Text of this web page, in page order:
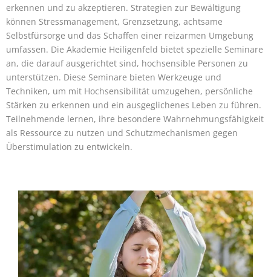
erkennen und zu akzeptieren. Strategien zur Bewältigung
können Stressmanagement, Grenzsetzung, achtsame
Selbstfürsorge und das Schaffen einer reizarmen Umgebung
umfassen. Die Akademie Heiligenfeld bietet spezielle Seminare
an, die darauf ausgerichtet sind, hochsensible Personen zu
unterstützen. Diese Seminare bieten Werkzeuge und
Techniken, um mit Hochsensibilität umzugehen, persönliche
Stärken zu erkennen und ein ausgeglichenes Leben zu führen.
Teilnehmende lernen, ihre besondere Wahrnehmungsfähigkeit
als Ressource zu nutzen und Schutzmechanismen gegen
Überstimulation zu entwickeln.